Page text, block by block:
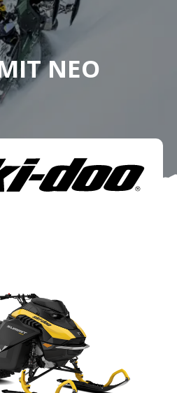
Släpvagnar & Skylift
Om oss
NEO